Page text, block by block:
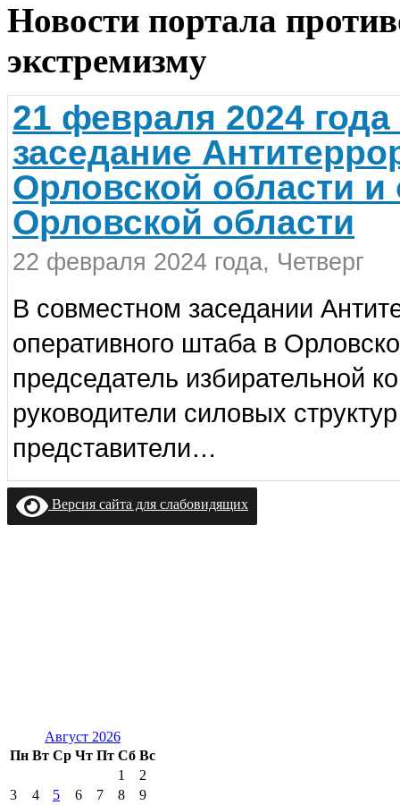
Новости портала
экстремизму
21 февраля 2024
заседание
Орловской области и
Орловской области
22 февраля 2024 года, Четверг
В совместном заседании
оперативного штаба в
председатель избирательной
руководители силовых
представители…
Версия сайта для слабовидящих
Август 2026
Пн Вт Ср Чт Пт Сб Вс
1
2
3
4 5 6 7 8
9